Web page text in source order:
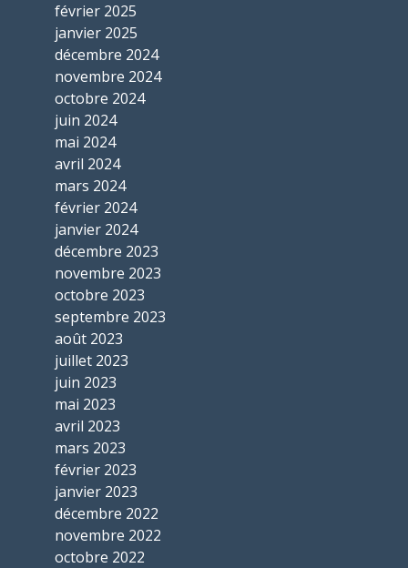
février 2025
janvier 2025
décembre 2024
novembre 2024
octobre 2024
juin 2024
mai 2024
avril 2024
mars 2024
février 2024
janvier 2024
décembre 2023
novembre 2023
octobre 2023
septembre 2023
août 2023
juillet 2023
juin 2023
mai 2023
avril 2023
mars 2023
février 2023
janvier 2023
décembre 2022
novembre 2022
octobre 2022